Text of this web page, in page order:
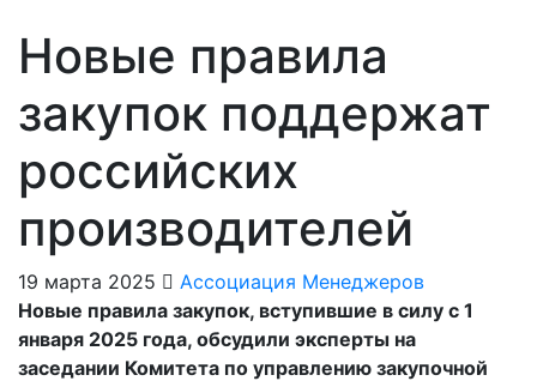
Новые правила
закупок поддержат
российских
производителей
19 марта 2025
Ассоциация Менеджеров
Новые правила закупок, вступившие в силу с 1
января 2025 года, обсудили эксперты на
заседании Комитета по управлению закупочной